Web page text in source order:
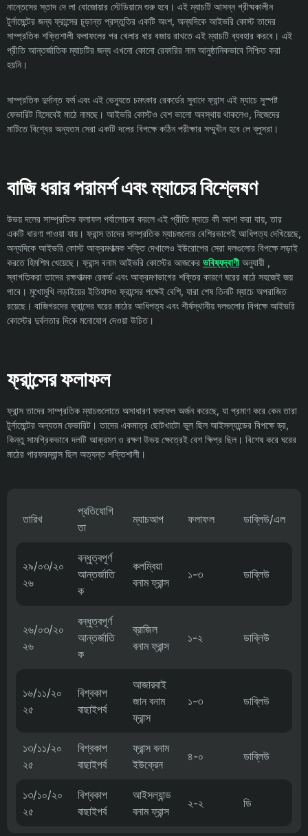
নান্তেসের স্তাদ দে লা বোজোয়ার স্টেডিয়ামে শুরু হবে। এই ম্যাচটি আসন্ন গ্রীষ্মকালীন
টুর্নামেন্টের জন্য ফ্রান্সের চূড়ান্ত প্রস্তুতির একটি অংশ, অন্যদিকে আইভরি কোস্ট তাদের
সাম্প্রতিক শক্তিশালী ফলাফলের পর খেলার ধার বজায় রাখতে এই ম্যাচটি ব্যবহার করবে। এই
প্রীতি আন্তর্জাতিক ম্যাচটির জন্য এখনো কোনো রেফারির নাম আনুষ্ঠানিকভাবে নিশ্চিত করা
হয়নি।
সাম্প্রতিক দুর্দান্ত ফর্ম এবং এই ভেন্যুতে চমৎকার রেকর্ডের সুবাদে ফ্রান্স এই ম্যাচে সুস্পষ্ট
ফেভারিট হিসেবেই মাঠে নামছে। আইভরি কোস্টও বেশ ভালো অবস্থায় থাকলেও, নিজেদের
মাটিতে বিশ্বের অন্যতম সেরা একটি দলের বিপক্ষে কঠিন পরীক্ষার সম্মুখীন হবে লে ব্লুসরা।
বাজি ধরার পরামর্শ এবং ম্যাচের বিশ্লেষণ
উভয় দলের সাম্প্রতিক ফলাফল পর্যালোচনা করলে এই প্রীতি ম্যাচে কী আশা করা যায়, তার
একটি ধারণা পাওয়া যায়। ফ্রান্স তাদের সাম্প্রতিক ম্যাচগুলোর বেশিরভাগেই আধিপত্য দেখিয়েছে,
অন্যদিকে আইভরি কোস্ট আক্রমণাত্মক শক্তি দেখালেও ইউরোপের সেরা দলগুলোর বিপক্ষে লড়াই
করতে হিমশিম খেয়েছে। ফ্রান্স বনাম আইভরি কোস্টের আজকের ভবিষ্যদ্বাণী অনুযায়ী ,
স্বাগতিকরা তাদের রক্ষণাত্মক রেকর্ড এবং আক্রমণভাগের শক্তির কারণে ঘরের মাঠে সহজেই জয়
পাবে। মুখোমুখি লড়াইয়ের ইতিহাসও ফ্রান্সের পক্ষেই বেশি, যারা শেষ তিনটি ম্যাচে অপরাজিত
রয়েছে। বাজিগরদের ফ্রান্সের ঘরের মাঠের আধিপত্য এবং শীর্ষস্থানীয় দলগুলোর বিপক্ষে আইভরি
কোস্টের দুর্বলতার দিকে মনোযোগ দেওয়া উচিত।
ফ্রান্সের ফলাফল
ফ্রান্স তাদের সাম্প্রতিক ম্যাচগুলোতে অসাধারণ ফলাফল অর্জন করেছে, যা প্রমাণ করে কেন তারা
টুর্নামেন্টের অন্যতম ফেভারিট। তাদের একমাত্র ছোটখাটো ভুল ছিল আইসল্যান্ডের বিপক্ষে ড্র,
কিন্তু সামগ্রিকভাবে দলটি আক্রমণ ও রক্ষণ উভয় ক্ষেত্রেই বেশ ক্ষিপ্র ছিল। বিশেষ করে ঘরের
মাঠের পারফরম্যান্স ছিল অত্যন্ত শক্তিশালী।
তারিখ
প্রতিযোগি
তা
ম্যাচআপ ফলাফল ডাব্লিউ/এল
২৯/০৩/২০
২৬
বন্ধুত্বপূর্ণ
আন্তর্জাতি
ক
কলম্বিয়া
বনাম ফ্রান্স
১-৩ ডাব্লিউ
২৬/০৩/২০
২৬
বন্ধুত্বপূর্ণ
আন্তর্জাতি
ক
ব্রাজিল
বনাম ফ্রান্স
১-২ ডাব্লিউ
১৬/১১/২০
২৫
বিশ্বকাপ
বাছাইপর্ব
আজারবাই
জান বনাম
ফ্রান্স
১-৩ ডাব্লিউ
১৩/১১/২০
২৫
বিশ্বকাপ
বাছাইপর্ব
ফ্রান্স বনাম
ইউক্রেন
৪-০ ডাব্লিউ
১৩/১০/২০
২৫
বিশ্বকাপ
বাছাইপর্ব
আইসল্যান্ড
বনাম ফ্রান্স
২-২ ডি